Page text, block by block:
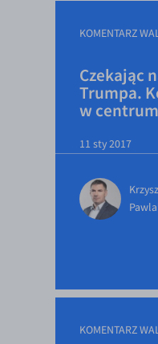
KOMENTARZ
Czekając
Trumpa.
w
11 sty 2017
KOMENTARZ